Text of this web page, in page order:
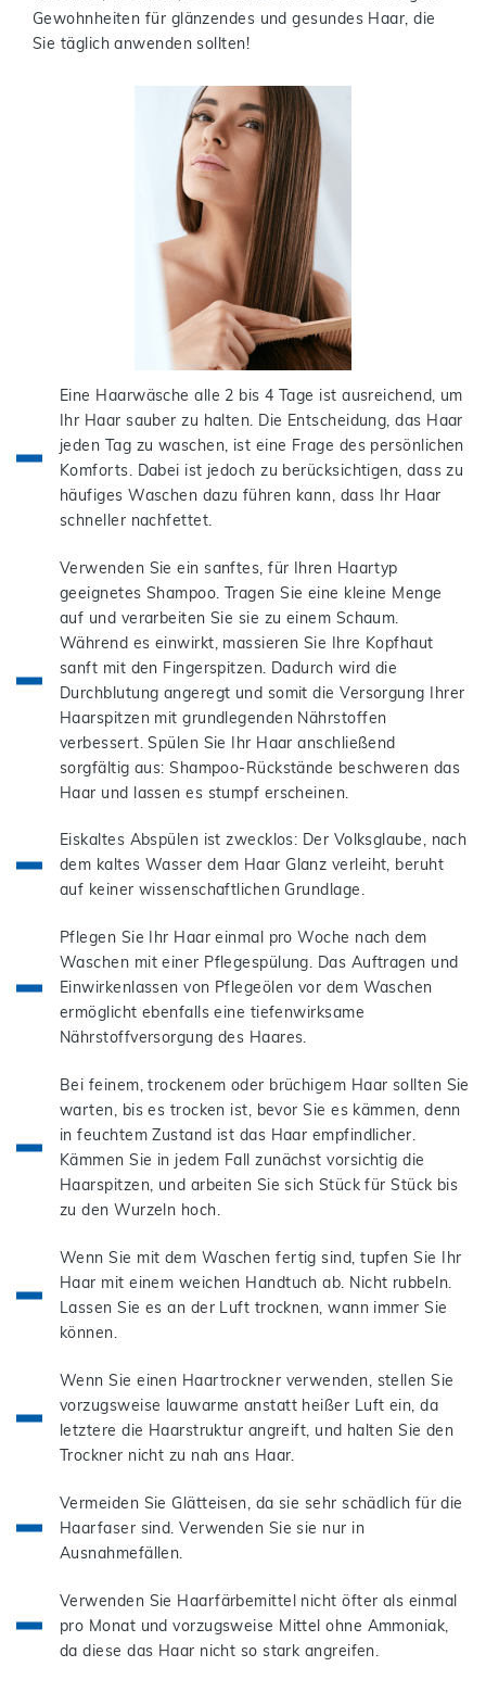
Gewohnheiten für glänzendes und gesundes Haar, die
Sie täglich anwenden sollten!
Eine Haarwäsche alle 2 bis 4 Tage ist ausreichend, um
Ihr Haar sauber zu halten. Die Entscheidung, das Haar
jeden Tag zu waschen, ist eine Frage des persönlichen
Komforts. Dabei ist jedoch zu berücksichtigen, dass zu
häufiges Waschen dazu führen kann, dass Ihr Haar
schneller nachfettet.
Verwenden Sie ein sanftes, für Ihren Haartyp
geeignetes Shampoo. Tragen Sie eine kleine Menge
auf und verarbeiten Sie sie zu einem Schaum.
Während es einwirkt, massieren Sie Ihre Kopfhaut
sanft mit den Fingerspitzen. Dadurch wird die
Durchblutung angeregt und somit die Versorgung Ihrer
Haarspitzen mit grundlegenden Nährstoffen
verbessert. Spülen Sie Ihr Haar anschließend
sorgfältig aus: Shampoo-Rückstände beschweren das
Haar und lassen es stumpf erscheinen.
Eiskaltes Abspülen ist zwecklos: Der Volksglaube, nach
dem kaltes Wasser dem Haar Glanz verleiht, beruht
auf keiner wissenschaftlichen Grundlage.
Pflegen Sie Ihr Haar einmal pro Woche nach dem
Waschen mit einer Pflegespülung. Das Auftragen und
Einwirkenlassen von Pflegeölen vor dem Waschen
ermöglicht ebenfalls eine tiefenwirksame
Nährstoffversorgung des Haares.
Bei feinem, trockenem oder brüchigem Haar sollten Sie
warten, bis es trocken ist, bevor Sie es kämmen, denn
in feuchtem Zustand ist das Haar empfindlicher.
Kämmen Sie in jedem Fall zunächst vorsichtig die
Haarspitzen, und arbeiten Sie sich Stück für Stück bis
zu den Wurzeln hoch.
Wenn Sie mit dem Waschen fertig sind, tupfen Sie Ihr
Haar mit einem weichen Handtuch ab. Nicht rubbeln.
Lassen Sie es an der Luft trocknen, wann immer Sie
können.
Wenn Sie einen Haartrockner verwenden, stellen Sie
vorzugsweise lauwarme anstatt heißer Luft ein, da
letztere die Haarstruktur angreift, und halten Sie den
Trockner nicht zu nah ans Haar.
Vermeiden Sie Glätteisen, da sie sehr schädlich für die
Haarfaser sind. Verwenden Sie sie nur in
Ausnahmefällen.
Verwenden Sie Haarfärbemittel nicht öfter als einmal
pro Monat und vorzugsweise Mittel ohne Ammoniak,
da diese das Haar nicht so stark angreifen.